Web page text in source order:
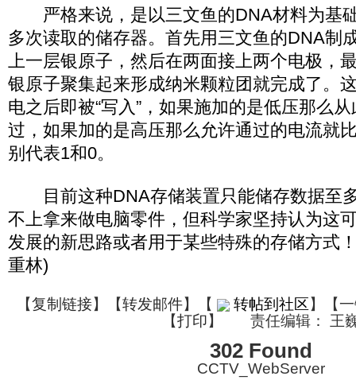
严格来说，是以三文鱼的DNA材料为基
多次读取的储存器。首先用三文鱼的DNA制
上一层银原子，然后在两面接上两个电极，
银原子聚集起来形成纳米颗粒团就完成了。
电之后即被“写入”，如果施加的是低压那么
过，如果加的是高压那么允许通过的电流就
别代表1和0。
目前这种DNA存储装置只能储存数据至
不上拿来做电脑零件，但科学家坚持认为这
发展的新思路或者用于某些特殊的存储方式
重林)
【复制链接】【转发邮件】 【 转帖到社区】【
【打印】 责任编辑： 王
302 Found
CCTV_WebServer